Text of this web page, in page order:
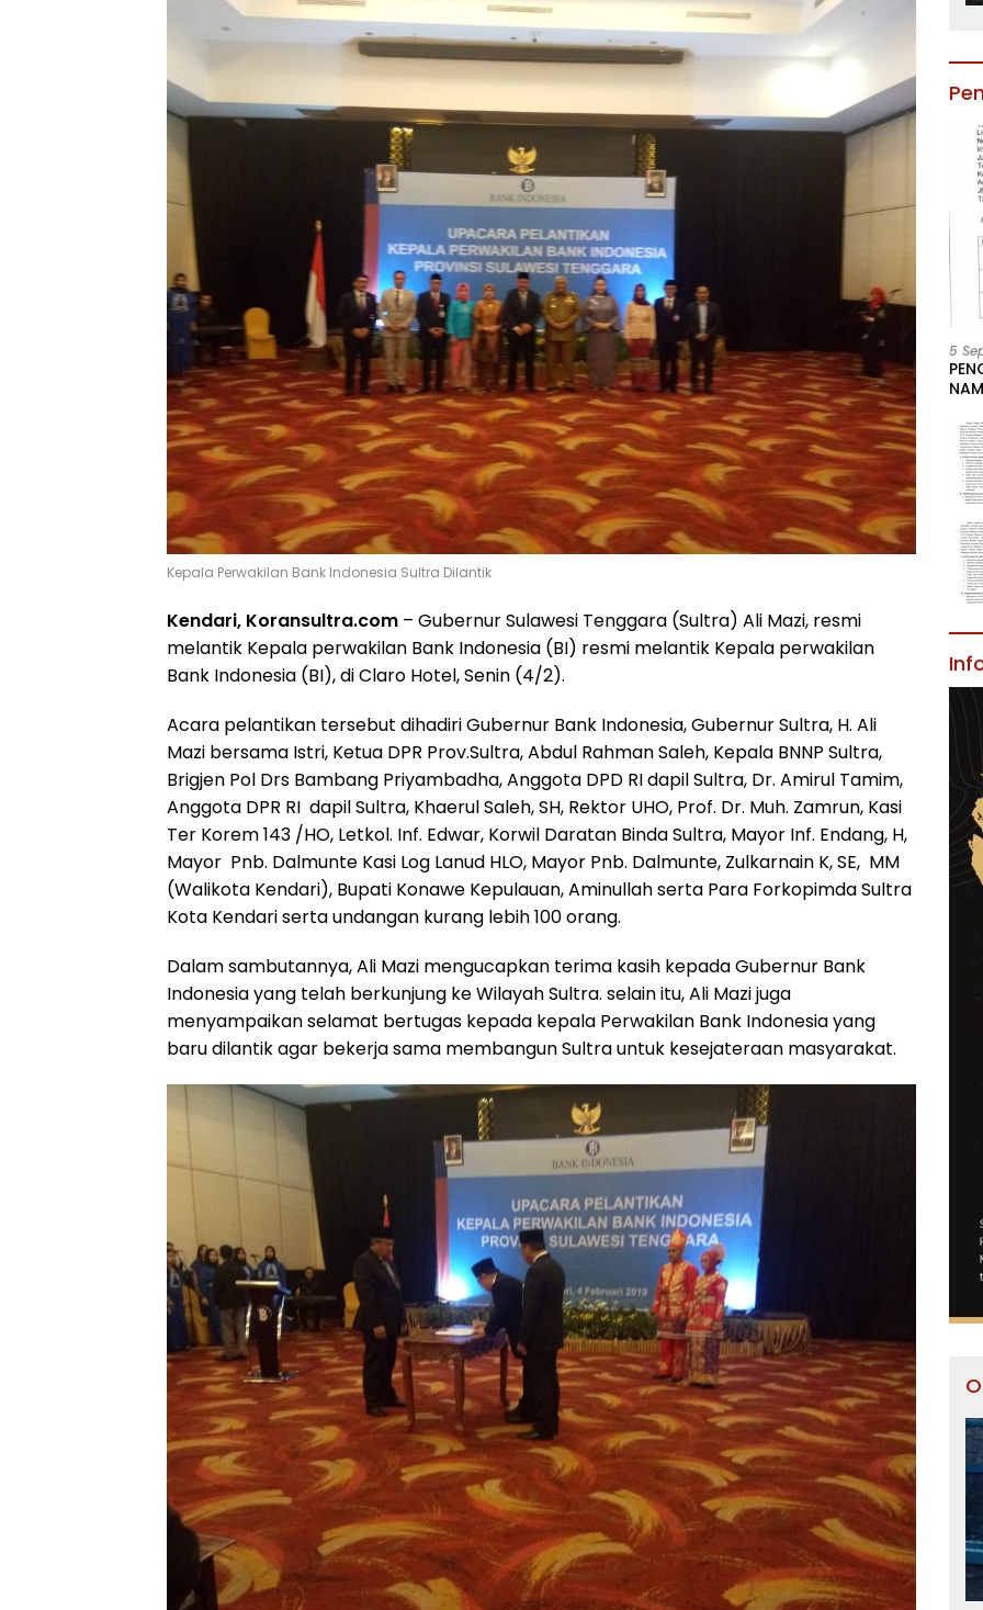
Kepala Perwakilan Bank Indonesia Sultra Dilantik
Kendari, Koransultra.com – Gubernur Sulawesi Tenggara (Sultra) Ali Mazi, resmi
melantik Kepala perwakilan Bank Indonesia (BI) resmi melantik Kepala perwakilan
Bank Indonesia (BI), di Claro Hotel, Senin (4/2).
Acara pelantikan tersebut dihadiri Gubernur Bank Indonesia, Gubernur Sultra, H. Ali
Mazi bersama Istri, Ketua DPR Prov.Sultra, Abdul Rahman Saleh, Kepala BNNP Sultra,
Brigjen Pol Drs Bambang Priyambadha, Anggota DPD RI dapil Sultra, Dr. Amirul Tamim,
Anggota DPR RI dapil Sultra, Khaerul Saleh, SH, Rektor UHO, Prof. Dr. Muh. Zamrun, Kasi
Ter Korem 143 /HO, Letkol. Inf. Edwar, Korwil Daratan Binda Sultra, Mayor Inf. Endang, H,
Mayor Pnb. Dalmunte Kasi Log Lanud HLO, Mayor Pnb. Dalmunte, Zulkarnain K, SE, MM
(Walikota Kendari), Bupati Konawe Kepulauan, Aminullah serta Para Forkopimda Sultra
Kota Kendari serta undangan kurang lebih 100 orang.
Dalam sambutannya, Ali Mazi mengucapkan terima kasih kepada Gubernur Bank
Indonesia yang telah berkunjung ke Wilayah Sultra. selain itu, Ali Mazi juga
menyampaikan selamat bertugas kepada kepala Perwakilan Bank Indonesia yang
baru dilantik agar bekerja sama membangun Sultra untuk kesejateraan masyarakat.
5